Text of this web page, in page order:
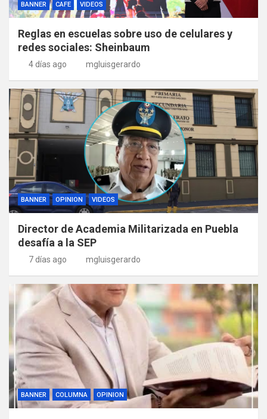
BANNER CAFE VIDEOS
Reglas en escuelas sobre uso de celulares y
redes sociales: Sheinbaum
4 días ago mgluisgerardo
BANNER OPINION VIDEOS
Director de Academia Militarizada en Puebla
desafía a la SEP
7 días ago mgluisgerardo
BANNER COLUMNA OPINION